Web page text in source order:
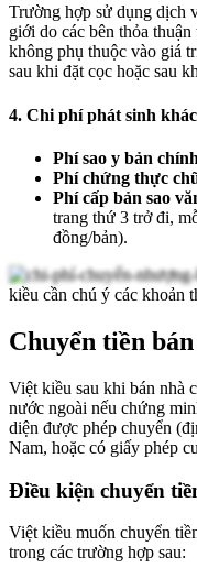
Trường hợp sử dụng dịch
giới do các bên thỏa
không phụ thuộc vào giá
sau khi đặt cọc hoặc sau
4. Chi phí phát sinh khác
Phí sao y bản
Phí chứng thực
Phí cấp bản sao
trang thứ 3 trở đi,
đồng/bản).
kiều cần chú ý các khoản
Chuyển tiền
Việt kiều sau khi bán nhà
nước ngoài nếu chứng
diện được phép chuyển
Nam, hoặc có giấy phép
Điều kiện chuyển
Việt kiều muốn chuyển
trong các trường hợp sau: